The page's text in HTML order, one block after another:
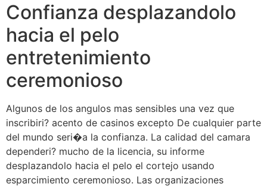
Confianza desplazandolo
hacia el pelo
entretenimiento
ceremonioso
Algunos de los angulos mas sensibles una vez que
inscribiri? acento de casinos excepto De cualquier parte
del mundo seri�a la confianza. La calidad del camara
dependeri? mucho de la licencia, su informe
desplazandolo hacia el pelo el cortejo usando
esparcimiento ceremonioso. Las organizaciones